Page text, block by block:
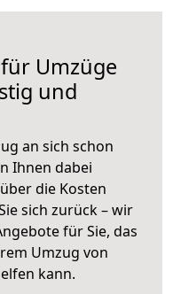
Umzüge
und
an sich schon
Ihnen dabei
die Kosten
sich zurück – wir
für Sie, das
Umzug von
kann.